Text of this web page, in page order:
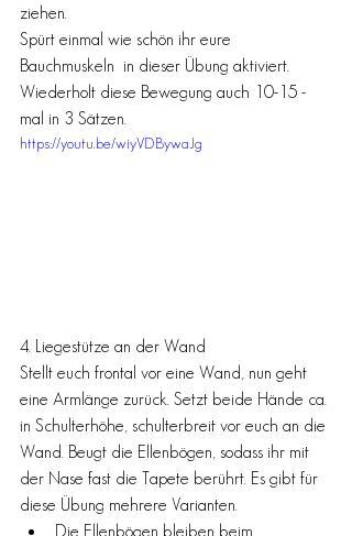
ziehen.
Spürt einmal wie schön ihr eure
Bauchmuskeln  in dieser Übung aktiviert.
Wiederholt diese Bewegung auch 10-15 -
mal in 3 Sätzen.
https://youtu.be/wiyVDBywaJg
4. Liegestütze an der Wand
Stellt euch frontal vor eine Wand, nun geht
eine Armlänge zurück. Setzt beide Hände ca.
in Schulterhöhe, schulterbreit vor euch an die
Wand. Beugt die Ellenbögen, sodass ihr mit
der Nase fast die Tapete berührt. Es gibt für
diese Übung mehrere Varianten.
Die Ellenbögen bleiben beim